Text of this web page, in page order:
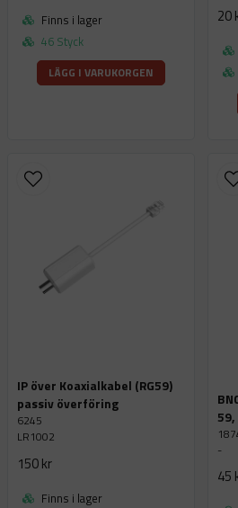
Finns i lager
46 Styck
LÄGG I VARUKORGEN
20
IP över Koaxialkabel (RG59)
passiv överföring
6245
LR1002
150 kr
Finns i lager
-
45